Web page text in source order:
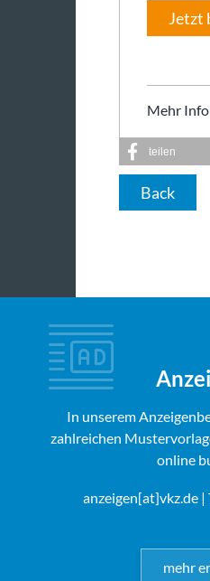
Jetzt
Mehr
teilen
Back
In unserem
zahlreichen
online
anzeigen[at]vkz.de|
mehr